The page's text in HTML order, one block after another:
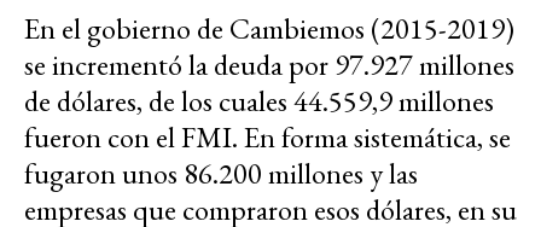
En el gobierno de Cambiemos (2015-2019)
se incrementó la deuda por 97.927 millones
de dólares, de los cuales 44.559,9 millones
fueron con el FMI. En forma sistemática, se
fugaron unos 86.200 millones y las
empresas que compraron esos dólares, en su